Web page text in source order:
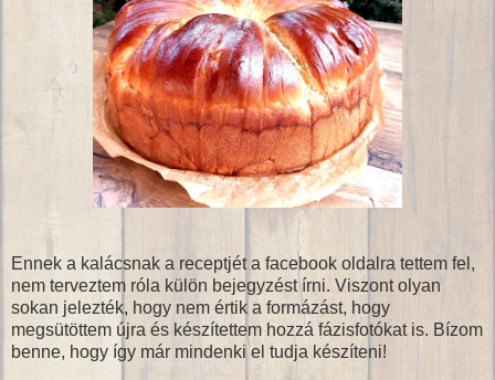
Ennek a kalácsnak a receptjét a facebook oldalra tettem fel,
nem terveztem róla külön bejegyzést írni. Viszont olyan
sokan jelezték, hogy nem értik a formázást, hogy
megsütöttem újra és készítettem hozzá fázisfotókat is. Bízom
benne, hogy így már mindenki el tudja készíteni!